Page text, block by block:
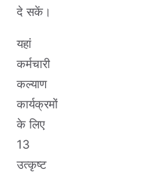
दे सकें।
यहां
कर्मचारी
कल्याण
कार्यक्रमों
के लिए
13
उत्कृष्ट